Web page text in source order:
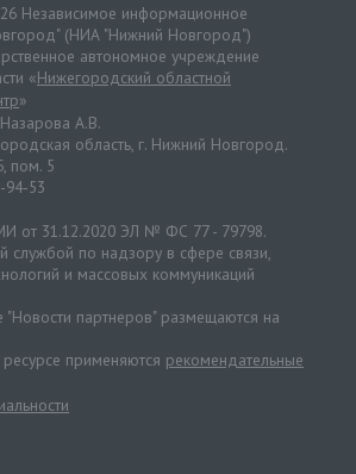
Независимое информационное
(НИА "Нижний Новгород")
автономное учреждение
«Нижегородский областной
»
А.В.
область, г. Нижний Новгород.
пом. 5
94-53
от 31.12.2020 ЭЛ № ФС 77 - 79798.
по надзору в сфере связи,
и массовых коммуникаций
партнеров" размещаются на
применяются рекомендательные